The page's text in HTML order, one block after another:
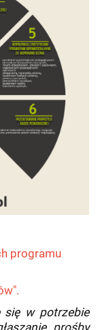
programu
się w potrzebie